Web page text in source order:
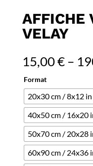
AFFICHE
VELAY
15,00€–
Format
20x30 cm / 8x12 in
40x50 cm / 16x20
50x70 cm / 20x28
60x90 cm / 24x36